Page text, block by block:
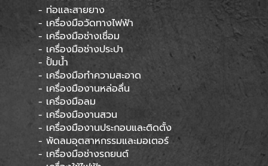
- ท่อและสายยาง
- เครื่องมือวัดทางไฟฟ้า
- เครื่องมือช่างเชื่อม
- เครื่องมือช่างประปา
- ปั้มน้ำ
- เครื่องมือทำความสะอาด
- เครื่องมืองานหล่อลื่น
- เครื่องมือลม
- เครื่องมืองานสวน
- เครื่องมืองานประกอบและติดตั้ง
- พัดลมอุตสาหกรรมและมอเตอร์
- เครื่องมือช่างรถยนต์